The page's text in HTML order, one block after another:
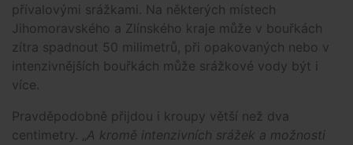
přívalovými srážkami. Na některých místech
Jihomoravského a Zlínského kraje může v bouřkách
zítra spadnout 50 milimetrů, při opakovaných nebo v
intenzivnějších bouřkách může srážkové vody být i
více.
Pravděpodobně přijdou i kroupy větší než dva
centimetry. „A kromě intenzivních srážek a možnosti